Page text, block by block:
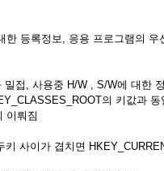
한 등록정보, 응용 프로그램의 우
접, 사용중 H/W , S/W에 대한
의 키값과
이뤄짐
사이가 겹치면